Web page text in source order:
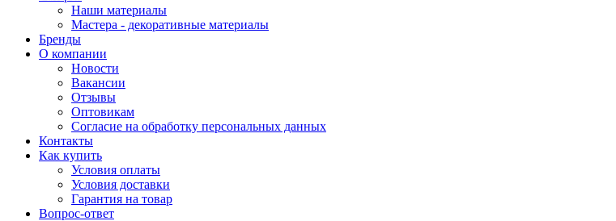
Наши материалы
Мастера - декоративные материалы
Бренды
О компании
Новости
Вакансии
Отзывы
Оптовикам
Cогласие на обработку персональных данных
Контакты
Как купить
Условия оплаты
Условия доставки
Гарантия на товар
Вопрос-ответ